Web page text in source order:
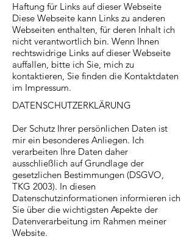
Haftung für Links auf dieser Webseite
Diese Webseite kann Links zu anderen
Webseiten enthalten, für deren Inhalt ich
nicht verantwortlich bin. Wenn Ihnen
rechtswidrige Links auf dieser Webseite
auffallen, bitte ich Sie, mich zu
kontaktieren, Sie finden die Kontaktdaten
im Impressum.
DATENSCHUTZERKLÄRUNG
Der Schutz Ihrer persönlichen Daten ist
mir ein besonderes Anliegen. Ich
verarbeiten Ihre Daten daher
ausschließlich auf Grundlage der
gesetzlichen Bestimmungen (DSGVO,
TKG 2003). In diesen
Datenschutzinformationen informieren ich
Sie über die wichtigsten Aspekte der
Datenverarbeitung im Rahmen meiner
Website.